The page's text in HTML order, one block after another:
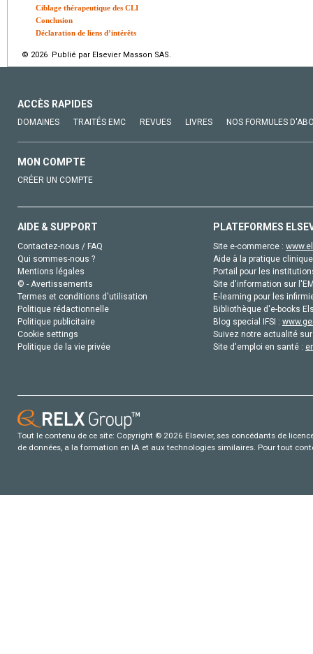
Ciblage thérapeutique des CLI
Conclusion
Déclaration de liens d’intérêts
© 2026 Publié par Elsevier Masson SAS.
ACCÈS RAPIDES
DOMAINES TRAITÉS EMC REVUES LIVRES NOS FORMULES
MON COMPTE
CRÉER UN COMPTE
AIDE & SUPPORT
Contactez-nous / FAQ
Qui sommes-nous ?
Mentions légales
© - Avertissements
Termes et conditions d'utilisation
Politique rédactionnelle
Politique publicitaire
Cookie settings
Politique de la vie privée
PLATEFORMES
Site e-commerce :
Aide à la pratique
Portail pour les
Site d'information sur
E-learning pour les
Bibliothèque d'e-books
Blog special IFSI :
Suivez notre actualité
Site d'emploi en santé :
Tout le contenu de ce site: Copyright © 2026 Elsevier, ses concédants de
de données, a la formation en IA et aux technologies similaires. Pour tout